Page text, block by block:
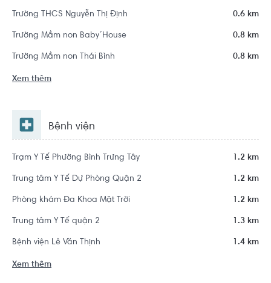
Trường THCS Nguyễn Thị Định 0.6 km
Trường Mầm non Baby´House 0.8 km
Trường Mầm non Thái Bình 0.8 km
Xem thêm
Bệnh viện
Trạm Y Tế Phường Bình Trưng Tây 1.2 km
Trung tâm Y Tế Dự Phòng Quận 2 1.2 km
Phòng khám Đa Khoa Mặt Trời 1.2 km
Trung tâm Y Tế quận 2 1.3 km
Bệnh viện Lê Văn Thịnh 1.4 km
Xem thêm